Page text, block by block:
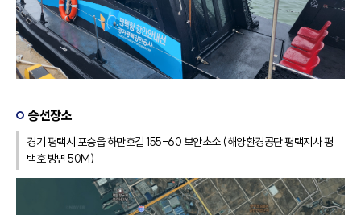
승선장소
경기 평택시 포승읍 하만호길 155-60 보안초소 (해양환경공단 평택지사 평
택호 방면 50M)